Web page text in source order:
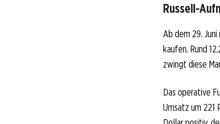
Russell-
Ab dem 29.
kaufen. Rund
zwingt diese
Das operative
Umsatz um 221